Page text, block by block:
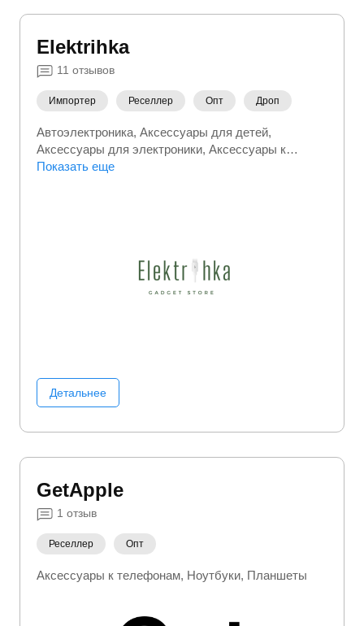
Elektrihka
11 отзывов
Импортер Реселлер Опт Дроп
Автоэлектроника Аксессуары для детей
Аксессуары для электроники Аксессуары к
телефонам Кухонная бытовая техника
Показать еще
Детальнее
GetApple
1 отзыв
Реселлер Опт
Аксессуары к телефонам Ноутбуки Планшеты